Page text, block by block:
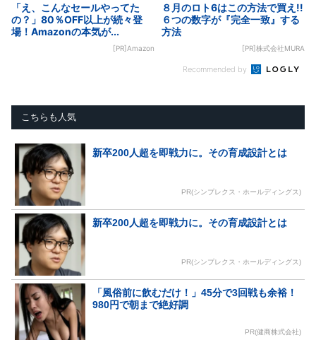
「え、こんなセールやってた
の？」80％OFF以上が続々登
場！Amazonの本気が...
[PR]Amazon
８月のロト6はこの方法で買え!!
６つの数字が『完全一致』する
方法
[PR]株式会社MURA
Recommended by
こちらも人気
新卒200人超を即戦力に。その育成設計とは
PR(シンプレクス・ホールディングス)
新卒200人超を即戦力に。その育成設計とは
PR(シンプレクス・ホールディングス)
「風俗前に飲むだけ！」45分で3回戦も余裕！
980円で朝まで絶好調
PR(健商株式会社)